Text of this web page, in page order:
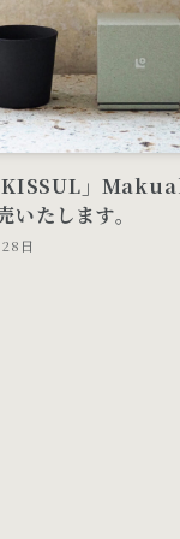
KISSUL」
いたします。
日